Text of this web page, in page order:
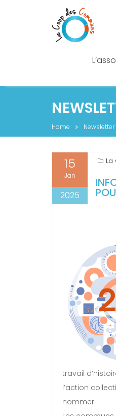
Home Newsletter
15
Jan
2025
travail
l’action
nommer.